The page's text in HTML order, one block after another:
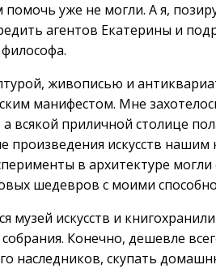
уже не могли. А я,
агентов Екатерины и
живописью и
манифестом. Мне
всякой приличной столице
произведения искусств
в архитектуре
шедевров с моими
музей искусств и
Конечно, дешевле
наследников, скупать